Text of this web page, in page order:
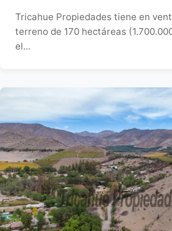
Tricahue Propiedades tiene en
terreno de 170 hectáreas
el...